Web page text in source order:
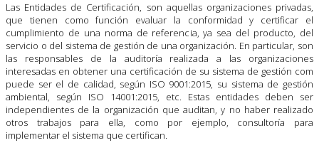
Las Entidades de Certificación, son aquellas organizaciones privadas,
que tienen como función evaluar la conformidad y certificar el
cumplimiento de una norma de referencia, ya sea del producto, del
servicio o del sistema de gestión de una organización. En particular, son
las responsables de la auditoría realizada a las organizaciones
interesadas en obtener una certificación de su sistema de gestión com
puede ser el de calidad, según ISO 9001:2015, su sistema de gestión
ambiental, según ISO 14001:2015, etc. Estas entidades deben ser
independientes de la organización que auditan, y no haber realizado
otros trabajos para ella, como por ejemplo, consultoría para
implementar el sistema que certifican.